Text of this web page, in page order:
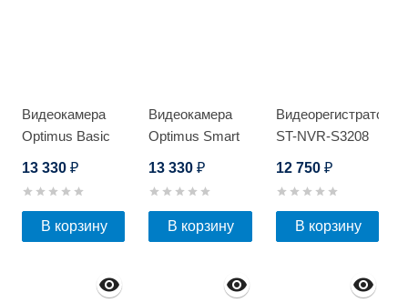
Видеокамера
Optimus Basic
13 330 ₽
В корзину
Видеокамера
Optimus Smart
13 330₽
В корзину
Видеорегистратор
ST-NVR-S3208
12 750 ₽
В корзину